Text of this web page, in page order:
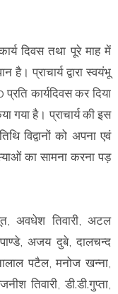
दिवस तथा पूरे माह में
प्राचार्य द्वारा स्वयंभू
कार्यदिवस कर दिया
गया है। प्राचार्य की इस
विद्वानों को अपना एवं
का सामना करना पड़
अवधेश तिवारी, अटल
पाण्डे, अजय दुबे, दालचन्द
पटैल, मनोज खन्ना,
तिवारी, डी.डी.गुप्ता,